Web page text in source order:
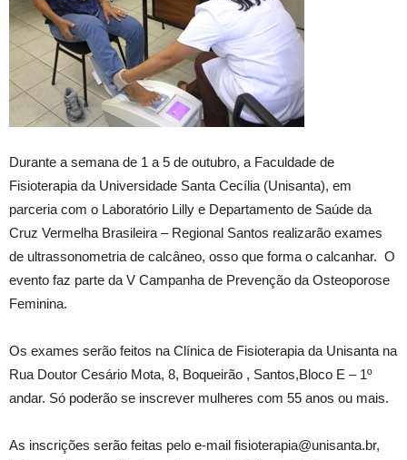
Durante a semana de 1 a 5 de outubro, a Faculdade de
Fisioterapia da Universidade Santa Cecília (Unisanta), em
parceria com o Laboratório Lilly e Departamento de Saúde da
Cruz Vermelha Brasileira – Regional Santos realizarão exames
de ultrassonometria de calcâneo, osso que forma o calcanhar. O
evento faz parte da V Campanha de Prevenção da Osteoporose
Feminina.
Os exames serão feitos na Clínica de Fisioterapia da Unisanta na
Rua Doutor Cesário Mota, 8, Boqueirão , Santos,Bloco E – 1º
andar. Só poderão se inscrever mulheres com 55 anos ou mais.
As inscrições serão feitas pelo e-mail fisioterapia@unisanta.br,